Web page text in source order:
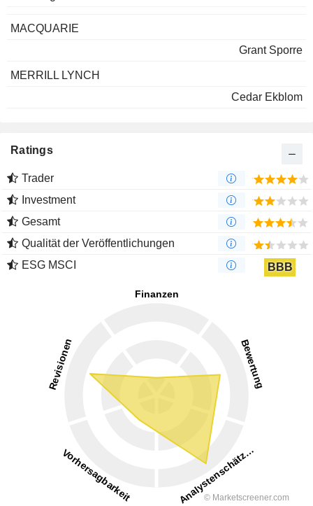
MACQUARIE
Grant Sporre
MERRILL LYNCH
Cedar Ekblom
Ratings
Trader
Investment
Gesamt
Qualität der Veröffentlichungen
ESG MSCI
BBB